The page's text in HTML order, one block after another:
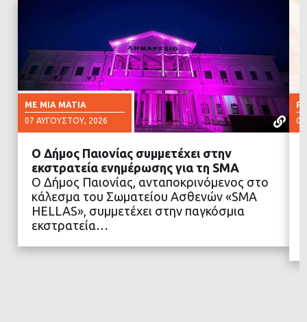
ΜΕ ΜΙΑ ΜΑΤΙΆ
07 ΑΥΓΟΎΣΤΟΥ, 2026
ΔΙΑΒΑΣΤΕ ΠΕΡΙΣΣΟΤΕΡΑ
Ο Δήμος Παιονίας συμμετέχει στην
εκστρατεία ενημέρωσης για τη SMA
Ο Δήμος Παιονίας, ανταποκρινόμενος στο
κάλεσμα του Σωματείου Ασθενών «SMA
HELLAS», συμμετέχει στην παγκόσμια
εκστρατεία…